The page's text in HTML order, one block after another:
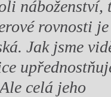
náboženství,
rovnosti je
Jak jsme
celá jeho